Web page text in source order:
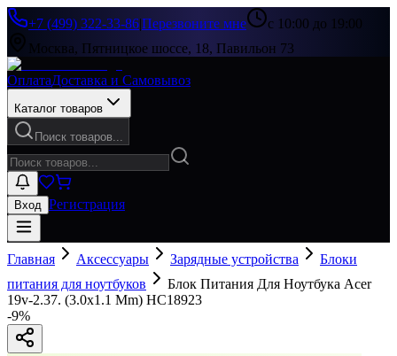
+7 (499) 322-33-86|Перезвоните мне
с 10:00 до 19:00
Москва, Пятницкое шоссе, 18, Павильон 73
ОплатаДоставка и Самовывоз
Каталог товаров
Поиск товаров...
Вход Регистрация
Главная Аксессуары Зарядные устройства
Блоки
питания для ноутбуков
Блок Питания Для Ноутбука Acer
19v-2.37. (3.0x1.1 Mm) HC18923
-9%